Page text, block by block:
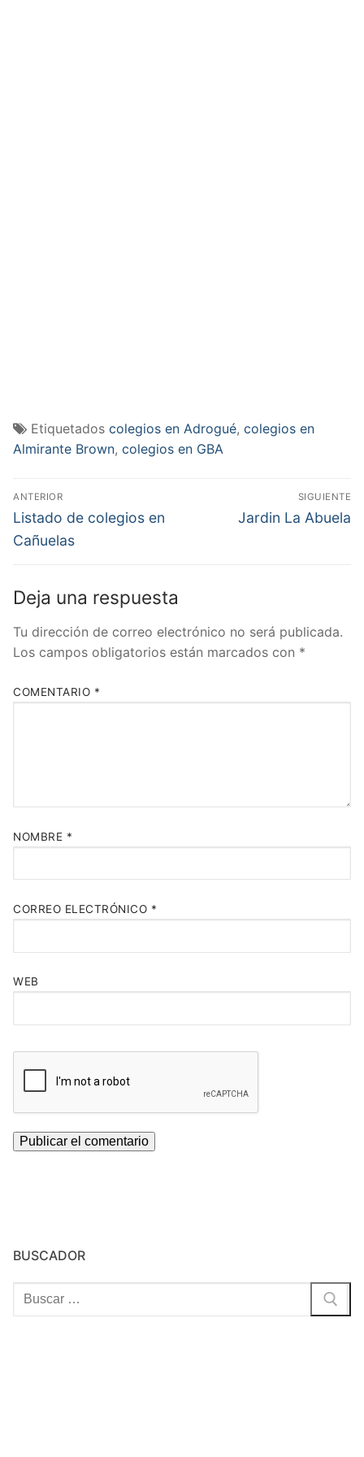
Etiquetados colegios en Adrogué, colegios en
Almirante Brown, colegios en GBA
Navegación
de
entradas
ANTERIOR
Entrada
anterior:
Listado de colegios en
Cañuelas
SIGUIENTE
Entrada
Jardin La Abuela
Deja una respuesta
Tu dirección de correo electrónico no será publicada.
Los campos obligatorios están marcados con *
COMENTARIO *
NOMBRE *
CORREO ELECTRÓNICO *
WEB
BUSCADOR
Buscar: